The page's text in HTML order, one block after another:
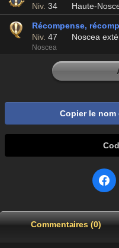
Niv. 34 Haute-
Récompense,
Niv. 47 Noscea
Noscea
Copier le nom
Commentaires (0)